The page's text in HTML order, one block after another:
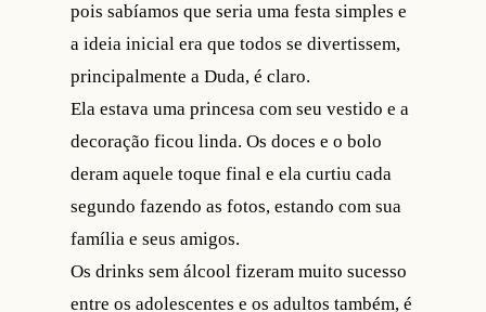
pois sabíamos que seria uma festa simples e
a ideia inicial era que todos se divertissem,
principalmente a Duda, é claro.
Ela estava uma princesa com seu vestido e a
decoração ficou linda. Os doces e o bolo
deram aquele toque final e ela curtiu cada
segundo fazendo as fotos, estando com sua
família e seus amigos.
Os drinks sem álcool fizeram muito sucesso
entre os adolescentes e os adultos também, é